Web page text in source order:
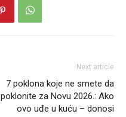
Next article
7 poklona koje ne smete da
poklonite za Novu 2026.: Ako
ovo uđe u kuću – donosi